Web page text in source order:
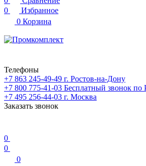
0
Избранное
0 Корзина
Телефоны
+7 863 245-49-49 г. Ростов-на-Дону
+7 800 775-41-03 Бесплатный звонок по
+7 495 256-44-03 г. Москва
Заказать звонок
0
0
0